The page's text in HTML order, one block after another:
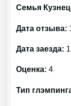
Семья
Дата отзыва:
Дата заезда:
Оценка: 4
Тип